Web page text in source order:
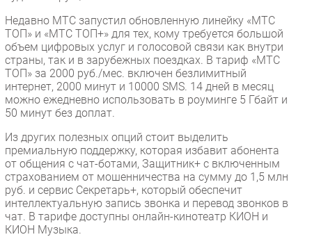
Недавно МТС запустил обновленную линейку «МТС
ТОП» и «МТС ТОП+» для тех, кому требуется большой
объем цифровых услуг и голосовой связи как внутри
страны, так и в зарубежных поездках. В тариф «МТС
ТОП» за 2000 руб./мес. включен безлимитный
интернет, 2000 минут и 10000 SMS. 14 дней в месяц
можно ежедневно использовать в роуминге 5 Гбайт и
50 минут без доплат.
Из других полезных опций стоит выделить
премиальную поддержку, которая избавит абонента
от общения с чат-ботами, Защитник+ с включенным
страхованием от мошенничества на сумму до 1,5 млн
руб. и сервис Секретарь+, который обеспечит
интеллектуальную запись звонка и перевод звонков в
чат. В тарифе доступны онлайн-кинотеатр КИОН и
КИОН Музыка.